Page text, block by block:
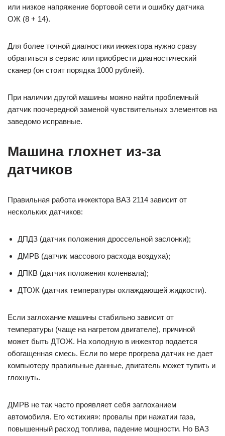
или низкое напряжение бортовой сети и ошибку датчика
ОЖ (8 + 14).
Для более точной диагностики инжектора нужно сразу
обратиться в сервис или приобрести диагностический
сканер (он стоит порядка 1000 рублей).
При наличии другой машины можно найти проблемный
датчик поочередной заменой чувствительных элементов на
заведомо исправные.
Машина глохнет из-за
датчиков
Правильная работа инжектора ВАЗ 2114 зависит от
нескольких датчиков:
ДПДЗ (датчик положения дроссельной заслонки);
ДМРВ (датчик массового расхода воздуха);
ДПКВ (датчик положения коленвала);
ДТОЖ (датчик температуры охлаждающей жидкости).
Если заглохание машины стабильно зависит от
температуры (чаще на нагретом двигателе), причиной
может быть ДТОЖ. На холодную в инжектор подается
обогащенная смесь. Если по мере прогрева датчик не дает
компьютеру правильные данные, двигатель может тупить и
глохнуть.
ДМРВ не так часто проявляет себя заглоханием
автомобиля. Его «стихия»: провалы при нажатии газа,
повышенный расход топлива, падение мощности. Но ВАЗ